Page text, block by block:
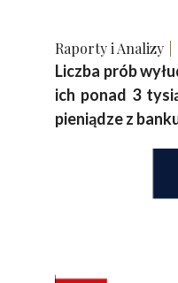
Raporty i Analizy
Liczba prób
ich ponad 3
pieniądze z